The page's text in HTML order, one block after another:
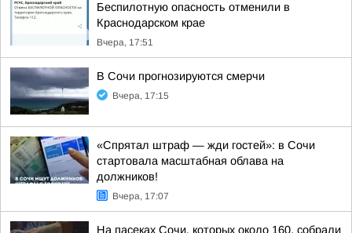
Беспилотную опасность отменили в
Краснодарском крае
Вчера, 17:51
В Сочи прогнозируются смерчи
Вчера, 17:15
«Спрятал штраф — жди гостей»: в Сочи
стартовала масштабная облава на
должников!
Вчера, 17:07
На пасеках Сочи, которых около 160, собрали